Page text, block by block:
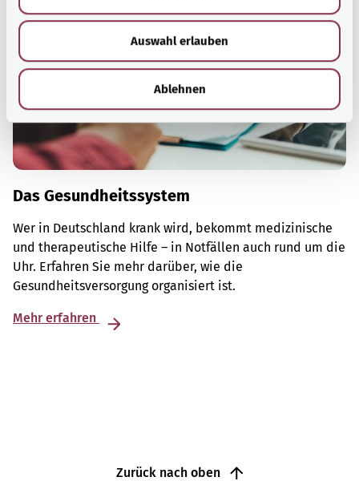
Auswahl erlauben
Ablehnen
Das Gesundheitssystem
Wer in Deutschland krank wird, bekommt medizinische
und therapeutische Hilfe – in Notfällen auch rund um die
Uhr. Erfahren Sie mehr darüber, wie die
Gesundheitsversorgung organisiert ist.
Mehr erfahren
Zurück nach oben